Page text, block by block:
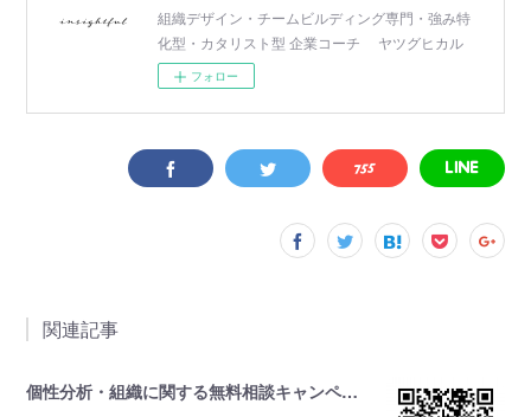
組織デザイン・チームビルディング専門・強み特
化型・カタリスト型 企業コーチ ヤツグヒカル
フォロー
関連記事
個性分析・組織に関する無料相談キャンペーン